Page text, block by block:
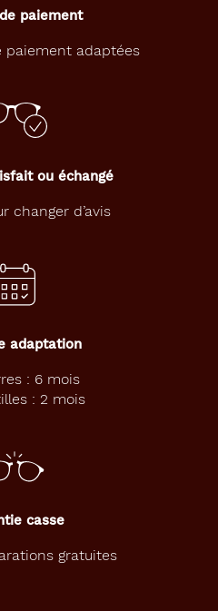
paiement
paiement adaptées
ou échangé
changer d’avis
adaptation
: 6 mois
: 2 mois
casse
gratuites